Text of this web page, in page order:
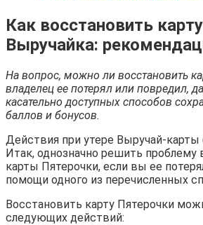
Как восстановить
Выручайка:
На вопрос, можно ли восстановить
владелец ее потерял или повредил,
касательно доступных способов
баллов и бонусов.
Действия при утере Выручай-карты
Итак, однозначно решить проблему
карты Пятерочки, если вы ее
помощи одного из перечисленных
Восстановить карту Пятерочки
следующих действий: